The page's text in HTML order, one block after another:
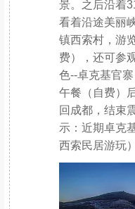
景。之后沿着
看着沿途美丽
镇西索村，游
费），还可参
色--卓克基官
午餐（自费）
回成都，结束
示：近期卓克
西索民居游玩）